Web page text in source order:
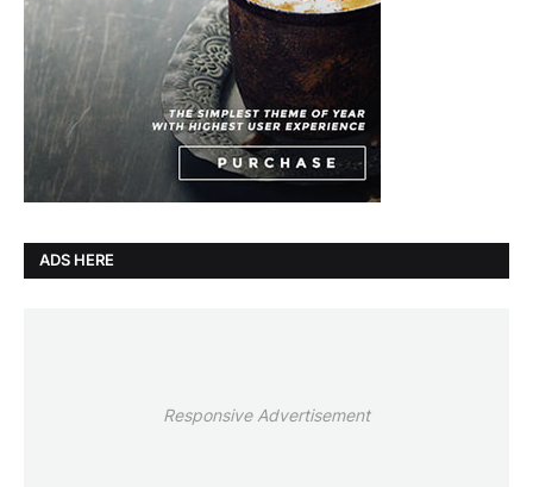
ADS HERE
Responsive Advertisement